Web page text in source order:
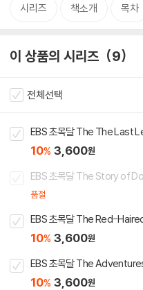
시리즈 책소개 목차
이 상품의 시리즈 9
전체선택
EBS 초목달 The The Last
10% 3,600원
EBS 초목달 The Story of
품절
EBS 초목달 The Red-
10% 3,600원
EBS 초목달 The
10% 3,600원